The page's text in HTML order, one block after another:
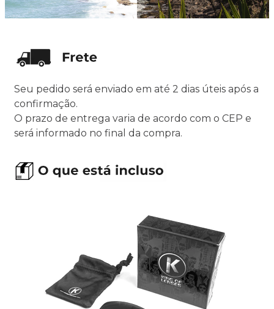
Seu pedido será enviado em até 2 dias úteis após a
confirmação.
O prazo de entrega varia de acordo com o CEP e
será informado no final da compra.